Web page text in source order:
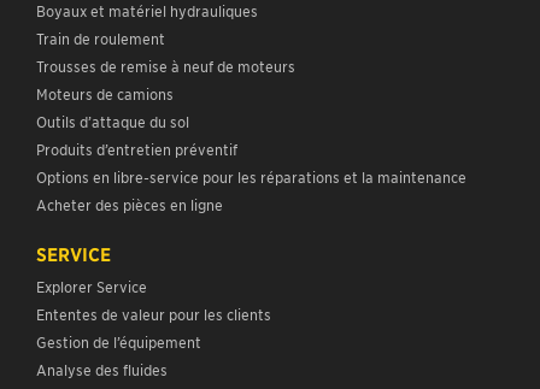
Boyaux et matériel hydrauliques
Train de roulement
Trousses de remise à neuf de moteurs
Moteurs de camions
Outils d’attaque du sol
Produits d’entretien préventif
Options en libre-service pour les réparations et la maintenance
Acheter des pièces en ligne
SERVICE
Explorer Service
Ententes de valeur pour les clients
Gestion de l’équipement
Analyse des fluides